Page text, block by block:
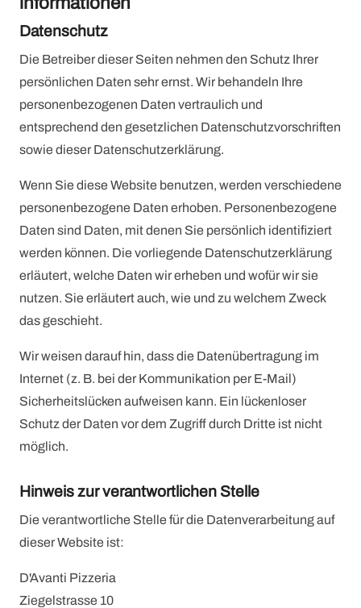
Datenschutz
Die Betreiber dieser Seiten nehmen den Schutz Ihrer
persönlichen Daten sehr ernst. Wir behandeln Ihre
personenbezogenen Daten vertraulich und
entsprechend den gesetzlichen Datenschutzvorschriften
sowie dieser Datenschutzerklärung.
Wenn Sie diese Website benutzen, werden verschiedene
personenbezogene Daten erhoben. Personenbezogene
Daten sind Daten, mit denen Sie persönlich identifiziert
werden können. Die vorliegende Datenschutzerklärung
erläutert, welche Daten wir erheben und wofür wir sie
nutzen. Sie erläutert auch, wie und zu welchem Zweck
das geschieht.
Wir weisen darauf hin, dass die Datenübertragung im
Internet (z. B. bei der Kommunikation per E-Mail)
Sicherheitslücken aufweisen kann. Ein lückenloser
Schutz der Daten vor dem Zugriff durch Dritte ist nicht
möglich.
Hinweis zur verantwortlichen Stelle
Die verantwortliche Stelle für die Datenverarbeitung auf
dieser Website ist:
D'Avanti Pizzeria
Ziegelstrasse 10